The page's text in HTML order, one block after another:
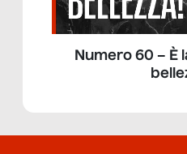
Numero 60 – È